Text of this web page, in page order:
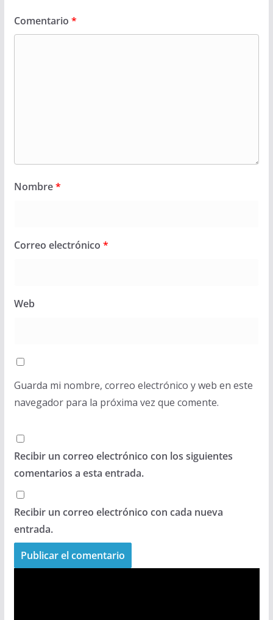
Comentario *
Nombre*
Correo electrónico *
Web
Guarda mi nombre, correo electrónico y web en este
navegador para la próxima vez que comente.
Recibir un correo electrónico con los siguientes
comentarios a esta entrada.
Recibir un correo electrónico con cada nueva
entrada.